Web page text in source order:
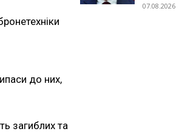
до них,
загиблих та
07.08.2026